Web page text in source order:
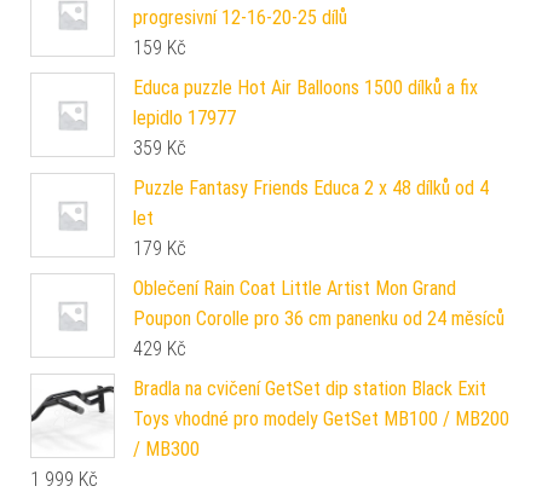
progresivní 12-16-20-25 dílů
159 Kč
Educa puzzle Hot Air Balloons 1500 dílků a fix
lepidlo 17977
359 Kč
Puzzle Fantasy Friends Educa 2 x 48 dílků od 4
let
179 Kč
Oblečení Rain Coat Little Artist Mon Grand
Poupon Corolle pro 36 cm panenku od 24 měsíců
429 Kč
Bradla na cvičení GetSet dip station Black Exit
Toys vhodné pro modely GetSet MB100 / MB200
/ MB300
1 999 Kč